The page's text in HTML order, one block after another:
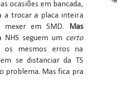
ocasiões em bancada,
a trocar a placa inteira
em SMD.
Mas
NHS seguem um certo
os mesmos erros na
se distanciar da TS
problema. Mas fica pra